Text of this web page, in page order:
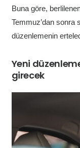
Buna göre,
Temmuz’dan sonra
düzenlemenin
Yeni
girecek